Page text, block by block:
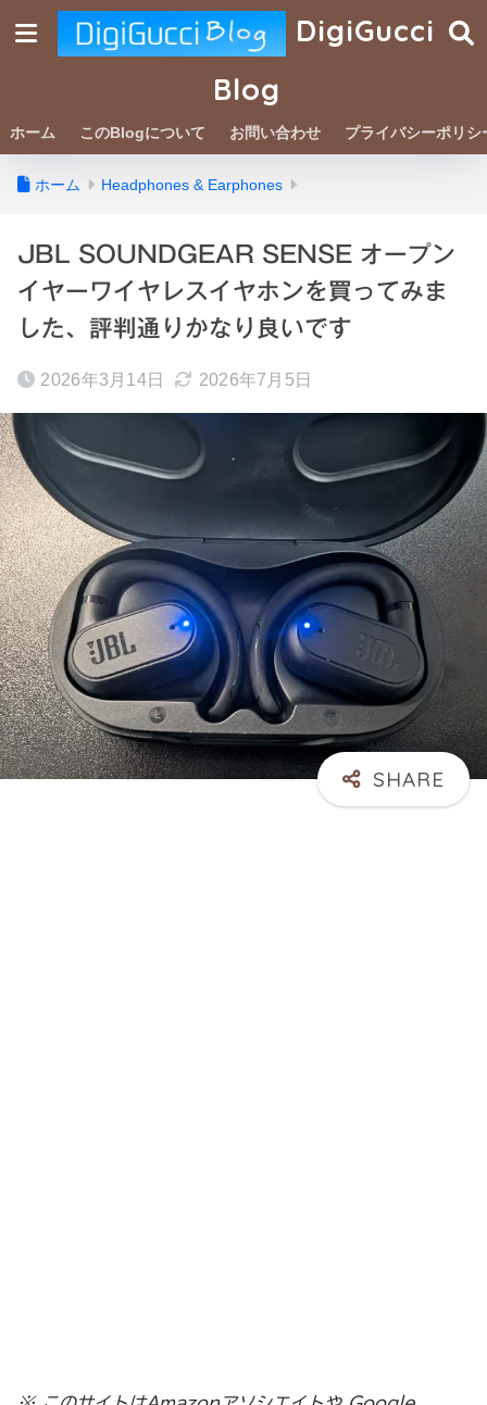
DigiGucci
Blog
ホーム このBlogについて お問い合わせ プライバシーポリシ
ホーム Headphones & Earphones
JBL SOUNDGEAR SENSE オープン
イヤーワイヤレスイヤホンを買ってみま
した、評判通りかなり良いです
2026年3月14日 2026年7月5日